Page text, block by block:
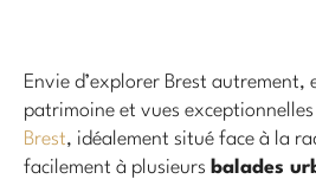
Envie d’explorer Brest autrement,
patrimoine et vues
Brest, idéalement situé face à la
facilement à plusieurs balades